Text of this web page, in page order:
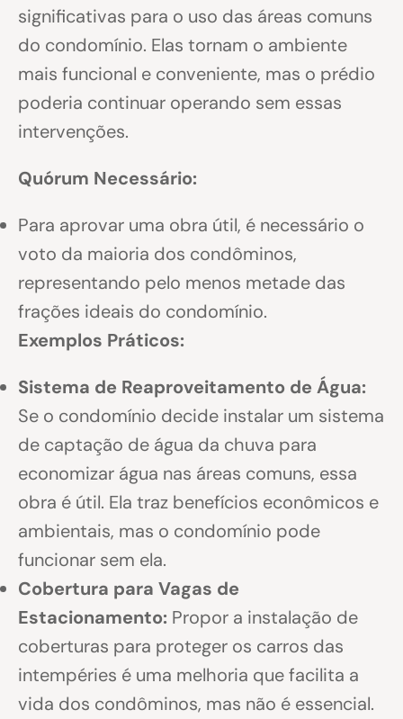
significativas para o uso das áreas comuns
do condomínio. Elas tornam o ambiente
mais funcional e conveniente, mas o prédio
poderia continuar operando sem essas
intervenções.
Quórum Necessário:
Para aprovar uma obra útil, é necessário o
voto da maioria dos condôminos,
representando pelo menos metade das
frações ideais do condomínio.
Exemplos Práticos:
Sistema de Reaproveitamento de Água:
Se o condomínio decide instalar um sistema
de captação de água da chuva para
economizar água nas áreas comuns, essa
obra é útil. Ela traz benefícios econômicos e
ambientais, mas o condomínio pode
funcionar sem ela.
Cobertura para Vagas de
Estacionamento: Propor a instalação de
coberturas para proteger os carros das
intempéries é uma melhoria que facilita a
vida dos condôminos, mas não é essencial.